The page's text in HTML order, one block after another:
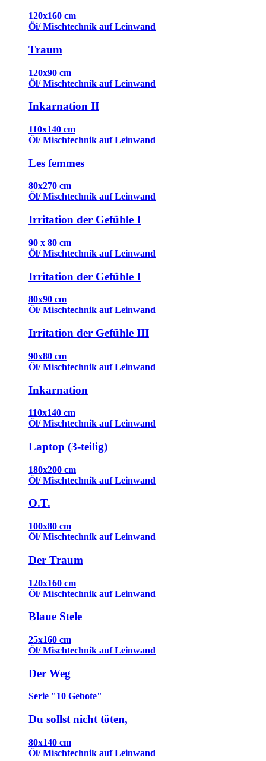
120x160 cm
Öi/ Mischtechnik auf Leinwand
Traum
120x90 cm
Öl/ Mischtechnik auf Leinwand
Inkarnation II
110x140 cm
Öl/ Mischtechnik auf Leinwand
Les femmes
80x270 cm
Öl/ Mischtechnik auf Leinwand
Irritation der Gefühle I
90 x 80 cm
Öl/ Mischtechnik auf Leinwand
Irritation der Gefühle I
80x90 cm
Öl/ Mischtechnik auf Leinwand
Irritation der Gefühle III
90x80 cm
Öl/ Mischtechnik auf Leinwand
Inkarnation
110x140 cm
Öl/ Mischtechnik auf Leinwand
Laptop (3-teilig)
180x200 cm
Öl/ Mischtechnik auf Leinwand
O.T.
100x80 cm
Öl/ Mischtechnik auf Leinwand
Der Traum
120x160 cm
Öl/ Mischtechnik auf Leinwand
Blaue Stele
25x160 cm
Öl/ Mischtechnik auf Leinwand
Der Weg
Serie "10 Gebote"
Du sollst nicht töten,
80x140 cm
Öl/ Mischtechnik auf Leinwand